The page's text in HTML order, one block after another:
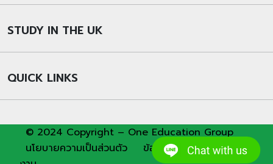
STUDY IN THE UK
QUICK LINKS
© 2024 Copyright – One Education Group
นโยบายความเป็นส่วนตัว
ข้อกำหนดและเงื่อนไขการใช้